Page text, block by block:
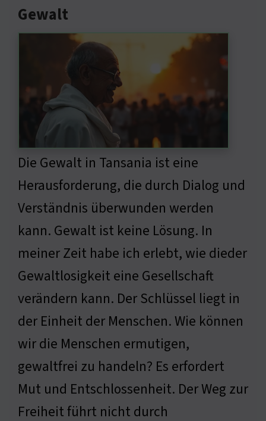
Gewalt
Die Gewalt in Tansania ist eine
Herausforderung, die durch Dialog und
Verständnis überwunden werden
kann. Gewalt ist keine Lösung. In
meiner Zeit habe ich erlebt, wie dieder
Gewaltlosigkeit eine Gesellschaft
verändern kann. Der Schlüssel liegt in
der Einheit der Menschen. Wie können
wir die Menschen ermutigen,
gewaltfrei zu handeln? Es erfordert
Mut und Entschlossenheit. Der Weg zur
Freiheit führt nicht durch